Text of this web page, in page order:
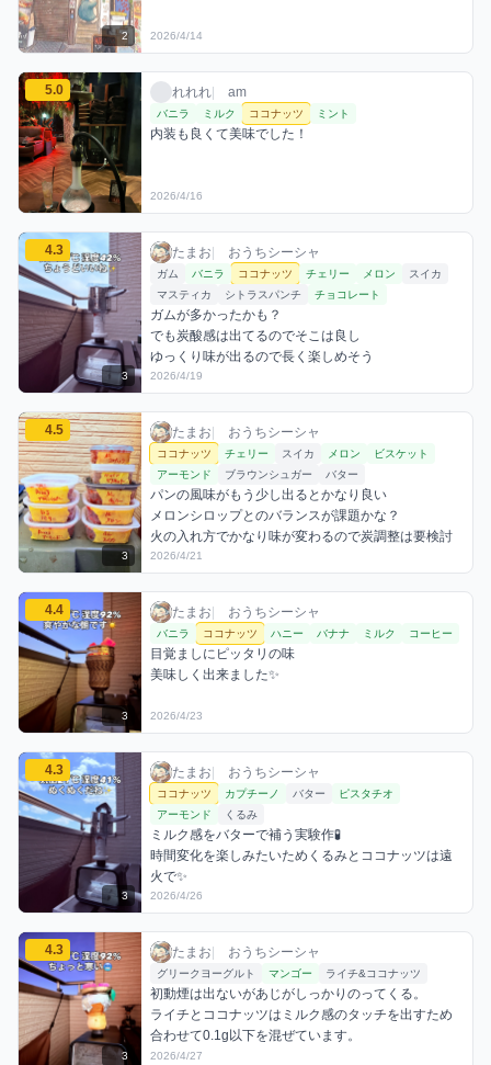
2 2026/4/14
れれれのココナッツミックスを見る
5.0 れれれ / お店シーシャ / 2026年4月16日
れれれ| am
利用フレーバー
バニラ ミルク ココナッツ ミント
コメント
内装も良くて美味でした！
評価
2026/4/16
たまおのココナッツミックスを見る
4.3
3
たまお / おうちシーシャ / 2026年4月19日
たまお| おうちシーシャ
利用フレーバー
ガム バニラ ココナッツ チェリー メロン
スイカ
マスティカ
シトラスパンチ チョコレート
コメント
ガムが多かったかも？
でも炭酸感は出てるのでそこは良し
ゆっくり味が出るので長く楽しめそう
評価
2026/4/19
たまおのココナッツミックスを見る
4.5
3
たまお / おうちシーシャ / 2026年4月21日
たまお| おうちシーシャ
利用フレーバー
ココナッツ チェリー スイカ メロン
ビスケット
アーモンド
ブラウンシュガー バター
コメント
パンの風味がもう少し出るとかなり良い
メロンシロップとのバランスが課題かな？
火の入れ方でかなり味が変わるので炭調整は要検討
評価
2026/4/21
たまおのココナッツミックスを見る
4.4
3
たまお / おうちシーシャ / 2026年4月23日
たまお| おうちシーシャ
利用フレーバー
バニラ ココナッツ ハニー バナナ ミルク コーヒー
コメント
目覚ましにピッタリの味
美味しく出来ました✨
評価
2026/4/23
たまおのココナッツミックスを見る
4.3
3
たまお / おうちシーシャ / 2026年4月26日
たまお| おうちシーシャ
利用フレーバー
ココナッツ カプチーノ バター
ピスタチオ
アーモンド
くるみ
コメント
ミルク感をバターで補う実験作🧪
時間変化を楽しみたいためくるみとココナッツは遠
火で✨
評価
2026/4/26
たまおのココナッツミックスを見る
4.3
3
たまお / おうちシーシャ / 2026年4月27日
たまお| おうちシーシャ
利用フレーバー
グリークヨーグルト マンゴー ライチ&ココナッツ
コメント
初動煙は出ないがあじがしっかりのってくる。
ライチとココナッツはミルク感のタッチを出すため
合わせて0.1g以下を混ぜています。
評価
2026/4/27